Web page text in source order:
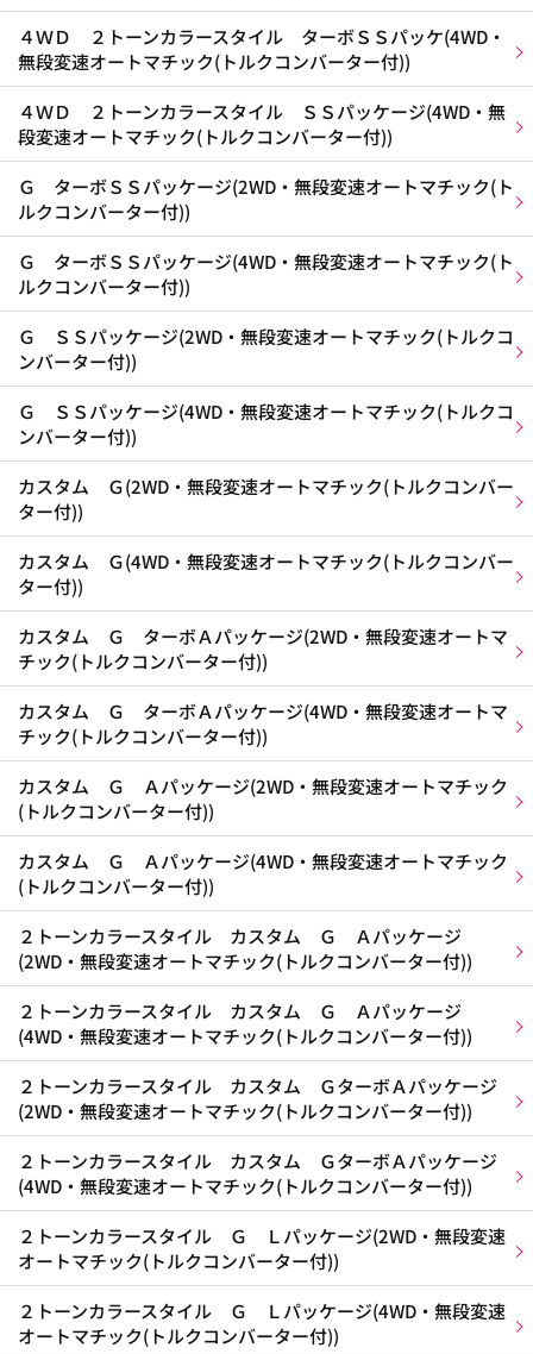
４ＷＤ ２トーンカラースタイル ターボＳＳパッケ(4WD・
無段変速オートマチック(トルクコンバーター付))
４ＷＤ ２トーンカラースタイル ＳＳパッケージ(4WD・無
段変速オートマチック(トルクコンバーター付))
Ｇ ターボＳＳパッケージ(2WD・無段変速オートマチック(ト
ルクコンバーター付))
Ｇ ターボＳＳパッケージ(4WD・無段変速オートマチック(ト
ルクコンバーター付))
Ｇ ＳＳパッケージ(2WD・無段変速オートマチック(トルクコ
ンバーター付))
Ｇ ＳＳパッケージ(4WD・無段変速オートマチック(トルクコ
ンバーター付))
カスタム Ｇ(2WD・無段変速オートマチック(トルクコンバー
ター付))
カスタム Ｇ(4WD・無段変速オートマチック(トルクコンバー
ター付))
カスタム Ｇ ターボＡパッケージ(2WD・無段変速オートマ
チック(トルクコンバーター付))
カスタム Ｇ ターボＡパッケージ(4WD・無段変速オートマ
チック(トルクコンバーター付))
カスタム Ｇ Ａパッケージ(2WD・無段変速オートマチック
(トルクコンバーター付))
カスタム Ｇ Ａパッケージ(4WD・無段変速オートマチック
(トルクコンバーター付))
２トーンカラースタイル カスタム Ｇ Ａパッケージ
(2WD・無段変速オートマチック(トルクコンバーター付))
２トーンカラースタイル カスタム Ｇ Ａパッケージ
(4WD・無段変速オートマチック(トルクコンバーター付))
２トーンカラースタイル カスタム ＧターボＡパッケージ
(2WD・無段変速オートマチック(トルクコンバーター付))
２トーンカラースタイル カスタム ＧターボＡパッケージ
(4WD・無段変速オートマチック(トルクコンバーター付))
２トーンカラースタイル Ｇ Ｌパッケージ(2WD・無段変速
オートマチック(トルクコンバーター付))
２トーンカラースタイル Ｇ Ｌパッケージ(4WD・無段変速
オートマチック(トルクコンバーター付))